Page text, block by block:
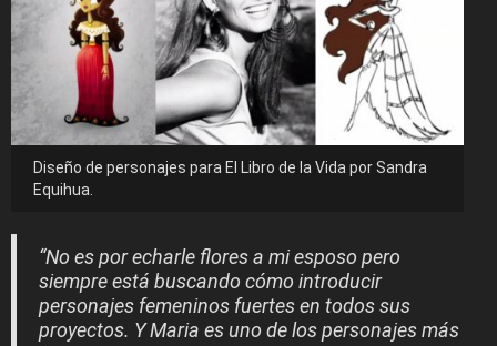
Diseño de personajes para El Libro de la Vida por Sandra
Equihua.
“No es por echarle flores a mi esposo pero
siempre está buscando cómo introducir
personajes femeninos fuertes en todos sus
proyectos. Y Maria es uno de los personajes más